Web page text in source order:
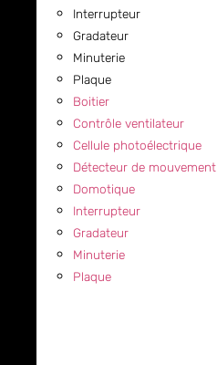
Interrupteur
Gradateur
Minuterie
Plaque
Boitier
Contrôle ventilateur
Cellule photoélectrique
Détecteur de mouvement
Domotique
Interrupteur
Gradateur
Minuterie
Plaque